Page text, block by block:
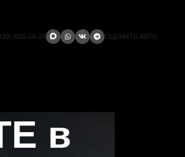
600-16-16 ОЦЕНИТЬ АВТО
в